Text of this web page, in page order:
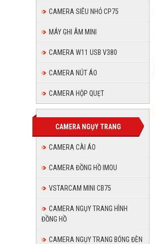
CAMERA SIÊU NHỎ CP75
MÁY GHI ÂM MINI
CAMERA W11 USB V380
CAMERA NÚT ÁO
CAMERA HỘP QUẸT
CAMERA NGỤY TRANG
CAMERA CÀI ÁO
CAMERA ĐỒNG HỒ IMOU
VSTARCAM MINI CB75
CAMERA NGỤY TRANG HÌNH
ĐỒNG HỒ
CAMERA NGỤY TRANG BÓNG ĐÈN